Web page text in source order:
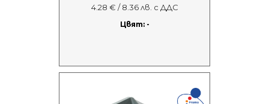
4.28 € / 8.36 лв. с ДДС
Цвят: -